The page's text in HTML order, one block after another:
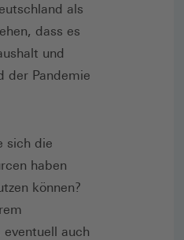
als
dass es
und
der Pandemie
sich die
haben
können?
auch